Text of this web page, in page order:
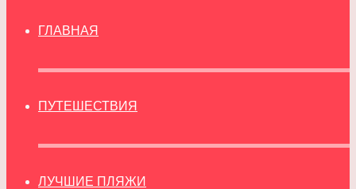
ГЛАВНАЯ
ПУТЕШЕСТВИЯ
ЛУЧШИЕ ПЛЯЖИ